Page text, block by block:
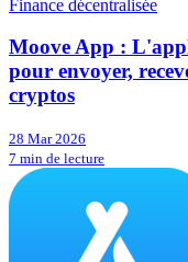
Finance décentralisée
Moove App :
pour envoyer,
cryptos
28 Mar 2026
7 min de lecture